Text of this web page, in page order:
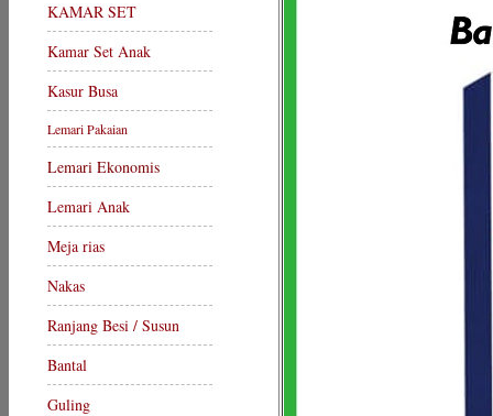
KAMAR SET
Kamar Set Anak
Kasur Busa
Lemari Pakaian
Lemari Ekonomis
Lemari Anak
Meja rias
Nakas
Ranjang Besi / Susun
Bantal
Guling